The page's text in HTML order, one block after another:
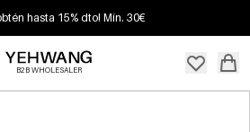
hasta 15% dto! Mín. 30€
B2B WHOLESALER